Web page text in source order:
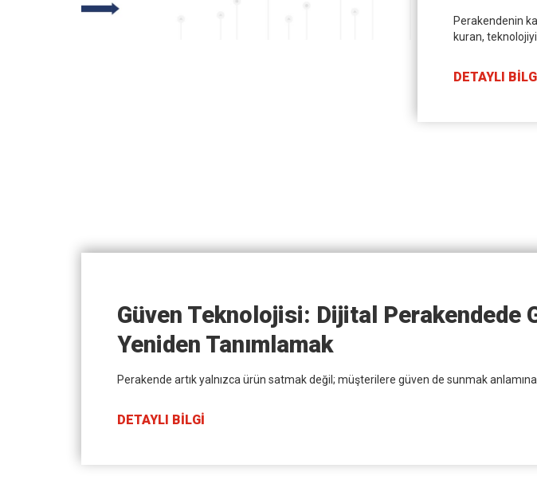
Perakendenin
kuran,
DETAYLI
Güven Teknolojisi: Dijital Perakendede
Yeniden Tanımlamak
Perakende artık yalnızca ürün satmak değil; müşterilere güven de sunmak
DETAYLI BİLGİ